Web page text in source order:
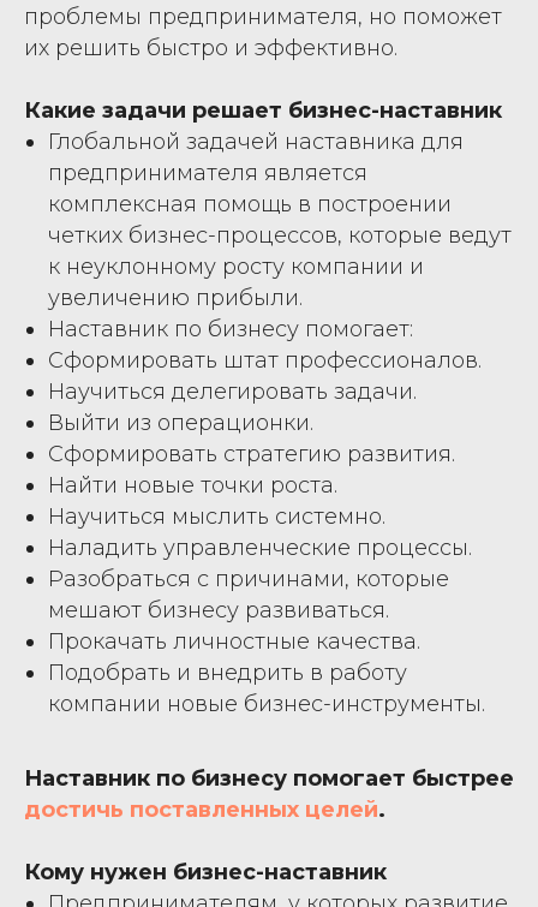
проблемы предпринимателя, но поможет
их решить быстро и эффективно.
Какие задачи решает бизнес-наставник
Глобальной задачей наставника для
предпринимателя является
комплексная помощь в построении
четких бизнес-процессов, которые ведут
к неуклонному росту компании и
увеличению прибыли.
Наставник по бизнесу помогает:
Сформировать штат профессионалов.
Научиться делегировать задачи.
Выйти из операционки.
Сформировать стратегию развития.
Найти новые точки роста.
Научиться мыслить системно.
Наладить управленческие процессы.
Разобраться с причинами, которые
мешают бизнесу развиваться.
Прокачать личностные качества.
Подобрать и внедрить в работу
компании новые бизнес-инструменты.
Наставник по бизнесу помогает быстрее
достичь поставленных целей.
Кому нужен бизнес-наставник